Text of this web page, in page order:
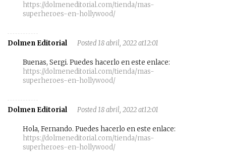
https://dolmeneditorial.com/tienda/mas-
superheroes-en-hollywood/
Dolmen Editorial Posted 18 abril, 2022 at12:01
Buenas, Sergi. Puedes hacerlo en este enlace:
https://dolmeneditorial.com/tienda/mas-
superheroes-en-hollywood/
Dolmen Editorial Posted 18 abril, 2022 at12:01
Hola, Fernando. Puedes hacerlo en este enlace:
https://dolmeneditorial.com/tienda/mas-
superheroes-en-hollywood/